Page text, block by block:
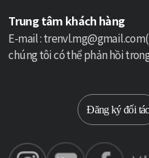
Trung tâm khách hàng
E-mail :
chúng tôi có thể phản hồi
Đăng ký đối tác